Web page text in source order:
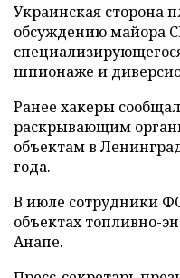
Украинская сторона
обсуждению майора
шпионаже и
Ранее хакеры
раскрывающим
объектам в
года.
В июле сотрудники
объектах топливно-
Анапе.